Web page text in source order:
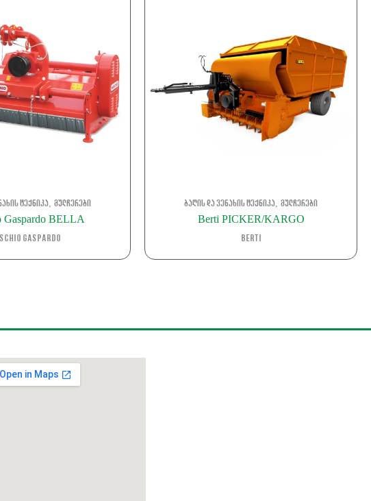
ტექნიკა მულჩერები
Gaspardo BELLA
Gaspardo
ბაღის და ვენახის ტექნიკა მულჩერები
Berti PICKER/KARGO
Berti